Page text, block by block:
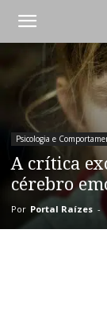
Psicologia e
A crítica
cérebro
Por Portal Raízes -